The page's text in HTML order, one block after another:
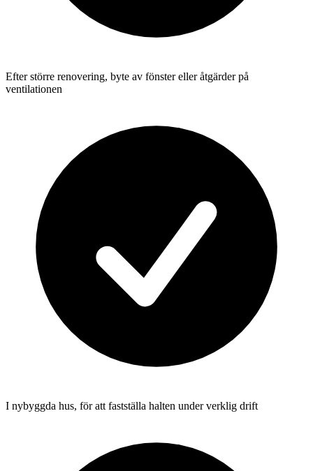
Efter större renovering, byte av fönster eller åtgärder på
ventilationen
I nybyggda hus, för att fastställa halten under verklig drift